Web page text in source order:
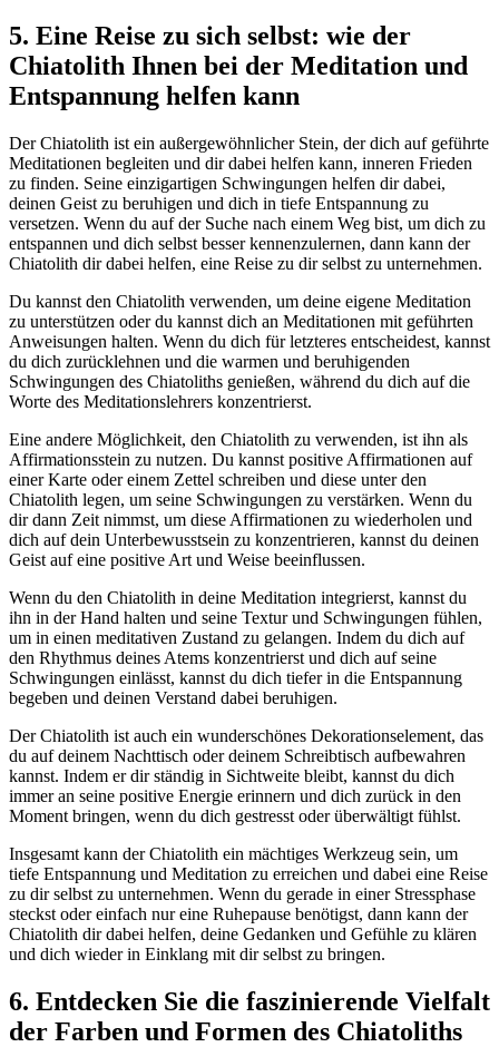
5. Eine Reise zu sich selbst: wie der
Chiatolith Ihnen bei der Meditation und
Entspannung helfen kann
Der Chiatolith ist ein außergewöhnlicher Stein, der dich auf geführte
Meditationen begleiten und dir dabei helfen kann, inneren Frieden
zu finden. Seine einzigartigen Schwingungen helfen dir dabei,
deinen Geist zu beruhigen und dich in tiefe Entspannung zu
versetzen. Wenn du auf der Suche nach einem Weg bist, um dich zu
entspannen und dich selbst besser kennenzulernen, dann kann der
Chiatolith dir dabei helfen, eine Reise zu dir selbst zu unternehmen.
Du kannst den Chiatolith verwenden, um deine eigene Meditation
zu unterstützen oder du kannst dich an Meditationen mit geführten
Anweisungen halten. Wenn du dich für letzteres entscheidest, kannst
du dich zurücklehnen und die warmen und beruhigenden
Schwingungen des Chiatoliths genießen, während du dich auf die
Worte des Meditationslehrers konzentrierst.
Eine andere Möglichkeit, den Chiatolith zu verwenden, ist ihn als
Affirmationsstein zu nutzen. Du kannst positive Affirmationen auf
einer Karte oder einem Zettel schreiben und diese unter den
Chiatolith legen, um seine Schwingungen zu verstärken. Wenn du
dir dann Zeit nimmst, um diese Affirmationen zu wiederholen und
dich auf dein Unterbewusstsein zu konzentrieren, kannst du deinen
Geist auf eine positive Art und Weise beeinflussen.
Wenn du den Chiatolith in deine Meditation integrierst, kannst du
ihn in der Hand halten und seine Textur und Schwingungen fühlen,
um in einen meditativen Zustand zu gelangen. Indem du dich auf
den Rhythmus deines Atems konzentrierst und dich auf seine
Schwingungen einlässt, kannst du dich tiefer in die Entspannung
begeben und deinen Verstand dabei beruhigen.
Der Chiatolith ist auch ein wunderschönes Dekorationselement, das
du auf deinem Nachttisch oder deinem Schreibtisch aufbewahren
kannst. Indem er dir ständig in Sichtweite bleibt, kannst du dich
immer an seine positive Energie erinnern und dich zurück in den
Moment bringen, wenn du dich gestresst oder überwältigt fühlst.
Insgesamt kann der Chiatolith ein mächtiges Werkzeug sein, um
tiefe Entspannung und Meditation zu erreichen und dabei eine Reise
zu dir selbst zu unternehmen. Wenn du gerade in einer Stressphase
steckst oder einfach nur eine Ruhepause benötigst, dann kann der
Chiatolith dir dabei helfen, deine Gedanken und Gefühle zu klären
und dich wieder in Einklang mit dir selbst zu bringen.
6. Entdecken Sie die faszinierende Vielfalt
der Farben und Formen des Chiatoliths